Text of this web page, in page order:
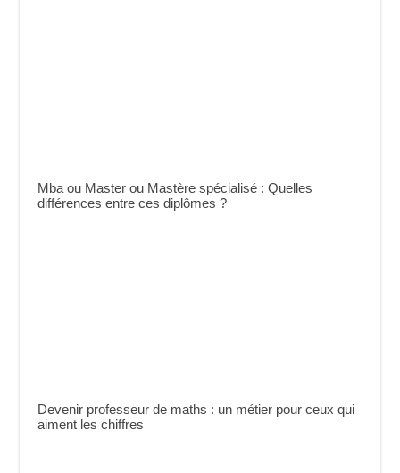
Mba ou Master ou Mastère spécialisé : Quelles
différences entre ces diplômes ?
Devenir professeur de maths : un métier pour ceux qui
aiment les chiffres